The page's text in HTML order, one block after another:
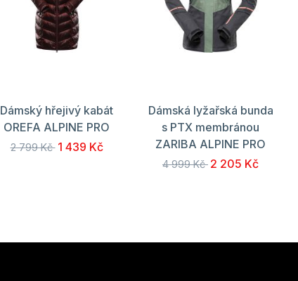
Dámský hřejivý kabát
OREFA ALPINE PRO
2 799 Kč 1 439 Kč
Dámská lyžařská bunda
s PTX membránou
ZARIBA ALPINE PRO
4 999 Kč 2 205 Kč